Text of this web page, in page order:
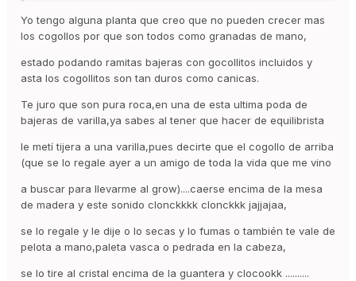
Yo tengo alguna planta que creo que no pueden crecer mas
los cogollos por que son todos como granadas de mano,
estado podando ramitas bajeras con gocollitos incluidos y
asta los cogollitos son tan duros como canicas.
Te juro que son pura roca,en una de esta ultima poda de
bajeras de varilla,ya sabes al tener que hacer de equilibrista
le metí tijera a una varilla,pues decirte que el cogollo de arriba
(que se lo regale ayer a un amigo de toda la vida que me vino
a buscar para llevarme al grow)....caerse encima de la mesa
de madera y este sonido clonckkkk clonckkk jajjajaa,
se lo regale y le dije o lo secas y lo fumas o también te vale de
pelota a mano,paleta vasca o pedrada en la cabeza,
se lo tire al cristal encima de la guantera y clocookk ..........